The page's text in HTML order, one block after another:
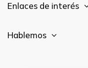
Enlaces de interés
Hablemos